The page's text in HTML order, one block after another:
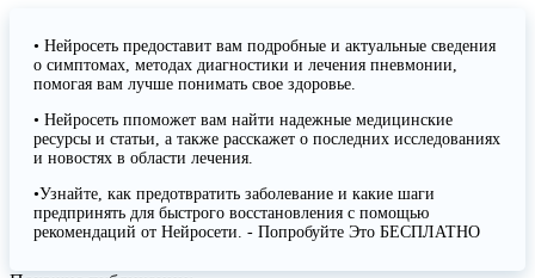
• Нейросеть предоставит вам подробные и актуальные сведения
о симптомах, методах диагностики и лечения пневмонии,
помогая вам лучше понимать свое здоровье.
• Нейросеть ппоможет вам найти надежные медицинские
ресурсы и статьи, а также расскажет о последних исследованиях
и новостях в области лечения.
•Узнайте, как предотвратить заболевание и какие шаги
предпринять для быстрого восстановления с помощью
рекомендаций от Нейросети. - Попробуйте Это БЕСПЛАТНО